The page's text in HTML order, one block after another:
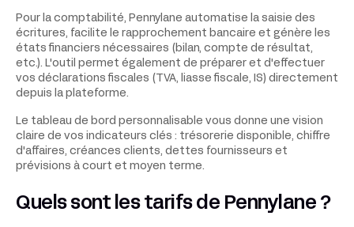
Pour la comptabilité, Pennylane automatise la saisie des
écritures, facilite le rapprochement bancaire et génère les
états financiers nécessaires (bilan, compte de résultat,
etc.). L'outil permet également de préparer et d'effectuer
vos déclarations fiscales (TVA, liasse fiscale, IS) directement
depuis la plateforme.
Le tableau de bord personnalisable vous donne une vision
claire de vos indicateurs clés : trésorerie disponible, chiffre
d'affaires, créances clients, dettes fournisseurs et
prévisions à court et moyen terme.
Quels sont les tarifs de Pennylane ?